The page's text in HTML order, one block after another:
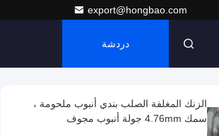
export@hongbao.com
دردشة
الزنك المغلفة الصلب بندي أنبوب ملحومة ،
سمك 4.76mm جولة أنبوب مجوف